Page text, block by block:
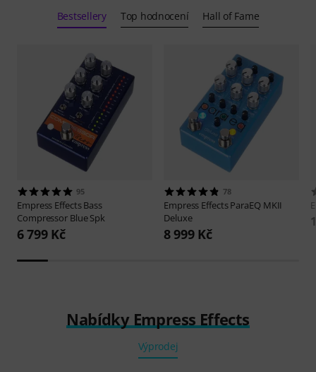
Bestsellery Top hodnocení Hall of Fame
95
Empress EffectsBass
Compressor Blue Spk
6 799 Kč
78
Empress EffectsParaEQ MKII
Deluxe
8 999 Kč
Nabídky Empress Effects
Výprodej